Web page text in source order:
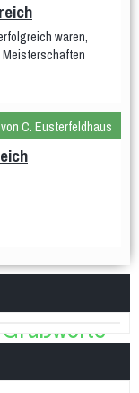
Grußworte
waren,
C. Eusterfeldhaus